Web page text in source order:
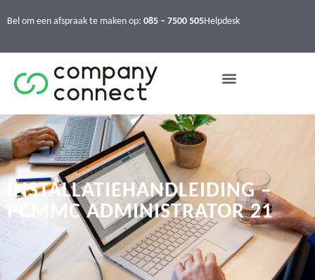
Bel om een afspraak te maken op: 085 – 7500 505Helpdesk
INSTALLATIEHANDLEIDING –
PCMMC ADMINISTRATOR 21